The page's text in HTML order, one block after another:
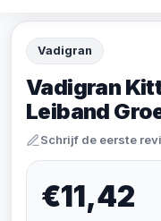
Vadigran
Vadigran
Leiband
Schrijf de eerste
€11,42